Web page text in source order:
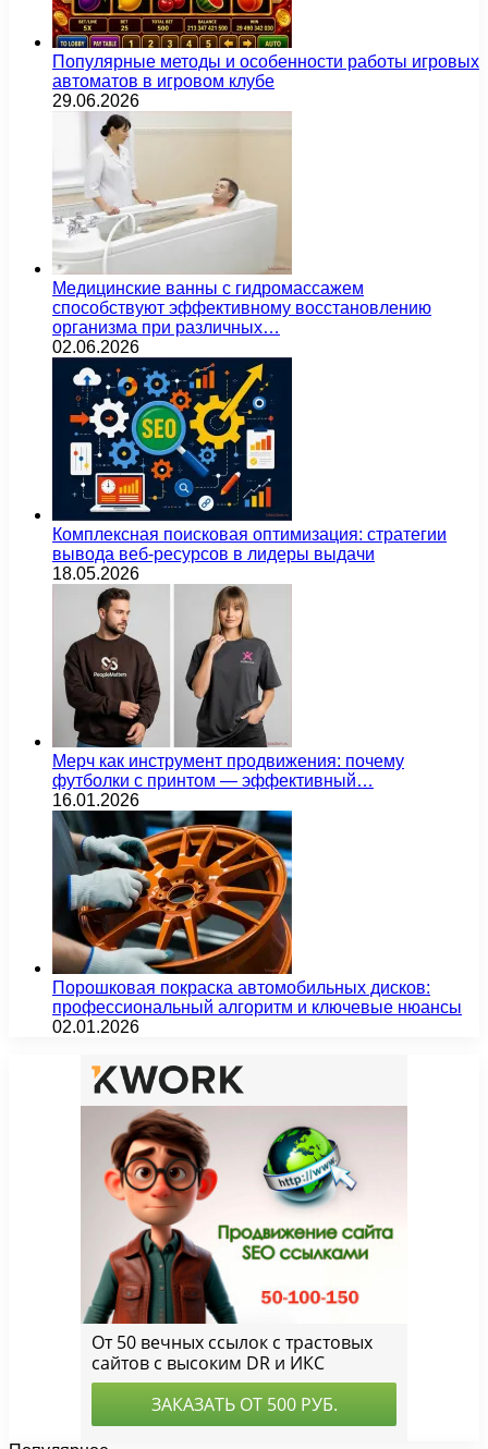
Популярные методы и особенности работы игровых
автоматов в игровом клубе
29.06.2026
Медицинские ванны с гидромассажем
способствуют эффективному восстановлению
организма при различных…
02.06.2026
Комплексная поисковая оптимизация: стратегии
вывода веб-ресурсов в лидеры выдачи
18.05.2026
Мерч как инструмент продвижения: почему
футболки с принтом — эффективный…
16.01.2026
Порошковая покраска автомобильных дисков:
профессиональный алгоритм и ключевые нюансы
02.01.2026